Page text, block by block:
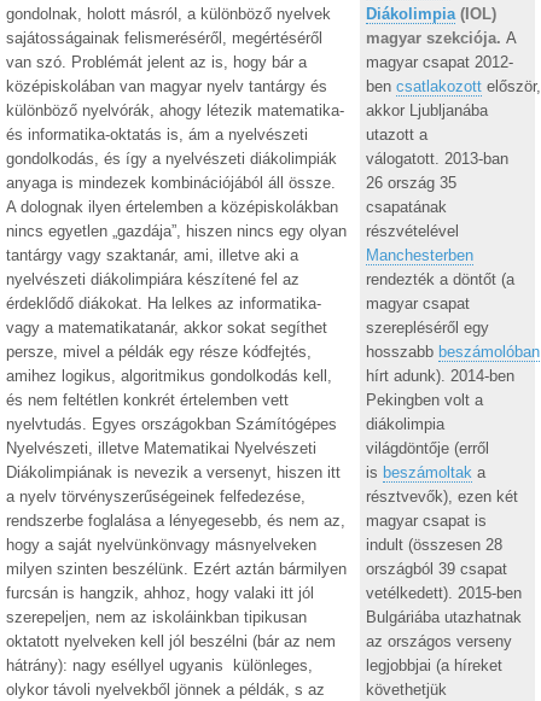
Diákolimpia (IOL)
magyar szekciója.A
magyar csapat 2012-
bencsatlakozott először,
akkor Ljubljanába
utazott a
válogatott. 2013-ban
26 ország 35
csapatának
részvételével
Manchesterben
rendezték a döntőt (a
magyar csapat
szerepléséről egy
hosszabb beszámolóban
hírt adunk). 2014-ben
Pekingben volt a
diákolimpia
világdöntője (erről
is beszámoltak a
résztvevők), ezen két
magyar csapat is
indult (összesen 28
országból 39 csapat
vetélkedett). 2015-ben
Bulgáriába utazhatnak
az országos verseny
legjobbjai (a híreket
követhetjük
gondolnak, holott másról, a különböző nyelvek
sajátosságainak felismeréséről, megértéséről
van szó. Problémát jelent az is, hogy bár a
középiskolában van magyar nyelv tantárgy és
különböző nyelvórák, ahogy létezik matematika-
és informatika-oktatás is, ám a nyelvészeti
gondolkodás, és így a nyelvészeti diákolimpiák
anyaga is mindezek kombinációjából áll össze.
A dolognak ilyen értelemben a középiskolákban
nincs egyetlen „gazdája”, hiszen nincs egy olyan
tantárgy vagy szaktanár, ami, illetve aki a
nyelvészeti diákolimpiára készítené fel az
érdeklődő diákokat. Ha lelkes az informatika-
vagy a matematikatanár, akkor sokat segíthet
persze, mivel a példák egy része kódfejtés,
amihez logikus, algoritmikus gondolkodás kell,
és nem feltétlen konkrét értelemben vett
nyelvtudás. Egyes országokban Számítógépes
Nyelvészeti, illetve Matematikai Nyelvészeti
Diákolimpiának is nevezik a versenyt, hiszen itt
a nyelv törvényszerűségeinek felfedezése,
rendszerbe foglalása a lényegesebb, és nem az,
hogy a saját nyelvünkönvagy másnyelveken
milyen szinten beszélünk. Ezért aztán bármilyen
furcsán is hangzik, ahhoz, hogy valaki itt jól
szerepeljen, nem az iskoláinkban tipikusan
oktatott nyelveken kell jól beszélni (bár az nem
hátrány): nagy eséllyel ugyanis különleges,
olykor távoli nyelvekből jönnek a példák, s az